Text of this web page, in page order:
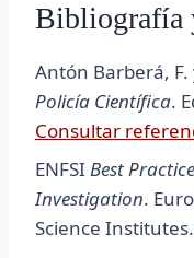
Bibliografía
Antón Barberá, F.
Policía Científica.
Consultar
ENFSI Best
Investigation.
Science Institutes.